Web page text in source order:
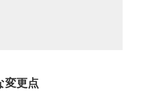
変更点